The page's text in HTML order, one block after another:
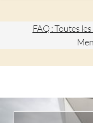
FAQ : Toutes